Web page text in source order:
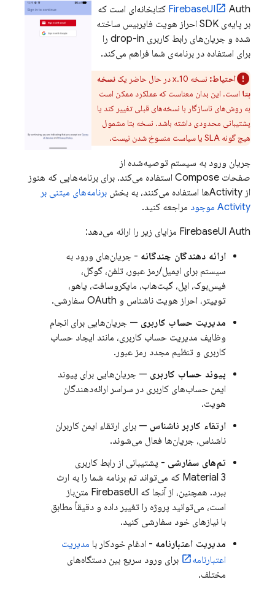
FirebaseUI Auth کتابخانه‌ای است که
بر پایه‌ی SDK احراز هویت فایربیس ساخته
شده و جریان‌های رابط کاربری drop-in را
برای استفاده در برنامه‌ی شما فراهم می‌کند.
احتیاط: نسخه 10.x در حال حاضر یک
نسخه
بتا است. این بدان معناست که عملکرد ممکن است
به روش‌های ناسازگار با نسخه‌های قبلی تغییر کند یا
پشتیبانی محدودی داشته باشد. نسخه بتا مشمول
هیچ گونه SLA یا سیاست منسوخ شدن نیست.
جریان ورود به سیستم توصیه‌شده از
صفحات Compose استفاده می‌کند. برای برنامه‌هایی که هنوز
از Activityها استفاده می‌کنند، به بخش
برنامه‌های مبتنی بر
Activity موجود
مراجعه کنید.
FirebaseUI Auth مزایای زیر را ارائه می‌دهد:
ارائه دهندگان چندگانه - جریان‌های ورود به
سیستم برای ایمیل/رمز عبور، تلفن، گوگل،
فیس‌بوک، اپل، گیت‌هاب، مایکروسافت، یاهو،
توییتر، احراز هویت ناشناس و OAuth سفارشی.
مدیریت حساب کاربری — جریان‌هایی برای انجام
وظایف مدیریت حساب کاربری، مانند ایجاد حساب
کاربری و تنظیم مجدد رمز عبور.
پیوند حساب کاربری — جریان‌هایی برای پیوند
ایمن حساب‌های کاربری در سراسر ارائه‌دهندگان
هویت.
ارتقاء کاربر ناشناس — برای ارتقاء ایمن کاربران
ناشناس، جریان‌ها فعال می‌شوند.
تم‌های سفارشی - پشتیبانی از رابط کاربری
Material 3 که می‌تواند تم برنامه شما را به ارث
ببرد. همچنین، از آنجا که FirebaseUI متن‌باز
است، می‌توانید پروژه را تغییر داده و دقیقاً مطابق
با نیازهای خود سفارشی کنید.
مدیریت اعتبارنامه - ادغام خودکار با مدیریت
اعتبارنامه
برای ورود سریع بین دستگاه‌های
مختلف.